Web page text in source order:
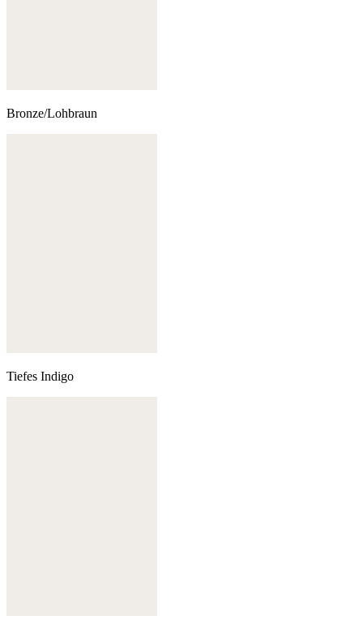
Bronze/Lohbraun
Tiefes Indigo